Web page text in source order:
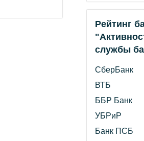
Рейтинг
службы
СберБанк
ВТБ
ББР Банк
УБРиР
Банк ПСБ